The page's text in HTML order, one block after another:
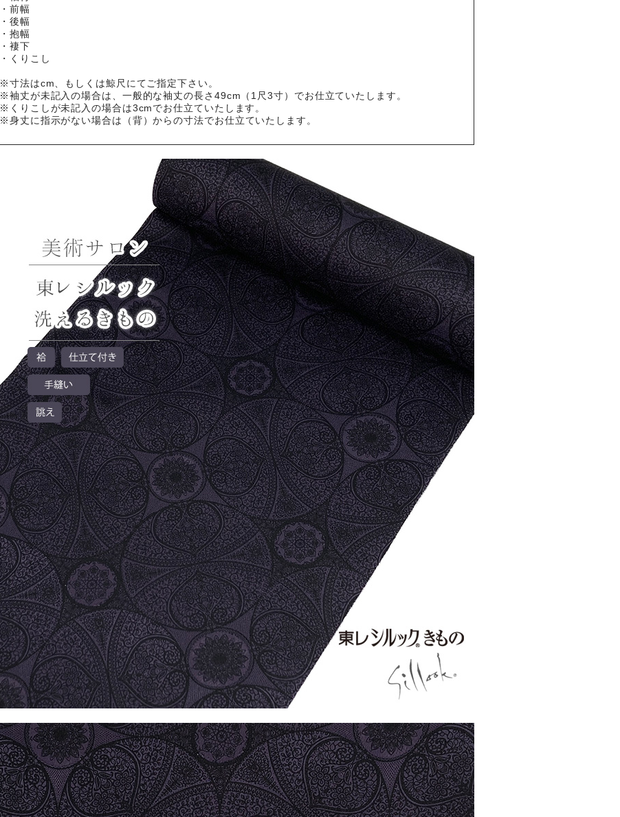
・前幅
・後幅
・抱幅
・褄下
・くりこし
※寸法はcm、もしくは鯨尺にてご指定下さい。
※袖丈が未記入の場合は、一般的な袖丈の長さ49cm（1尺3寸）でお仕立ていたします。
※くりこしが未記入の場合は3cmでお仕立ていたします。
※身丈に指示がない場合は（背）からの寸法でお仕立ていたします。